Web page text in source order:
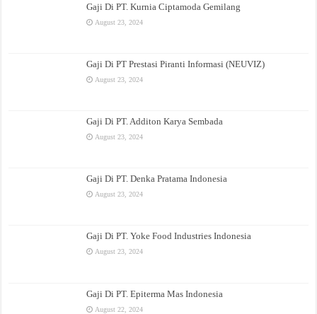
Gaji Di PT. Kurnia Ciptamoda Gemilang
August 23, 2024
Gaji Di PT Prestasi Piranti Informasi (NEUVIZ)
August 23, 2024
Gaji Di PT. Additon Karya Sembada
August 23, 2024
Gaji Di PT. Denka Pratama Indonesia
August 23, 2024
Gaji Di PT. Yoke Food Industries Indonesia
August 23, 2024
Gaji Di PT. Epiterma Mas Indonesia
August 22, 2024